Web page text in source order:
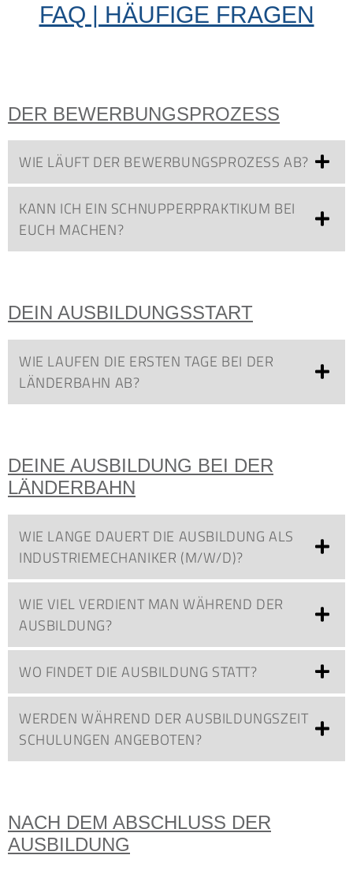
FAQ | HÄUFIGE FRAGEN
DER BEWERBUNGSPROZESS
WIE LÄUFT DER BEWERBUNGSPROZESS AB?
KANN ICH EIN SCHNUPPERPRAKTIKUM BEI
EUCH MACHEN?
DEIN AUSBILDUNGSSTART
WIE LAUFEN DIE ERSTEN TAGE BEI DER
LÄNDERBAHN AB?
DEINE AUSBILDUNG BEI DER
LÄNDERBAHN
WIE LANGE DAUERT DIE AUSBILDUNG ALS
INDUSTRIEMECHANIKER (M/W/D)?
WIE VIEL VERDIENT MAN WÄHREND DER
AUSBILDUNG?
WO FINDET DIE AUSBILDUNG STATT?
WERDEN WÄHREND DER AUSBILDUNGSZEIT
SCHULUNGEN ANGEBOTEN?
NACH DEM ABSCHLUSS DER
AUSBILDUNG